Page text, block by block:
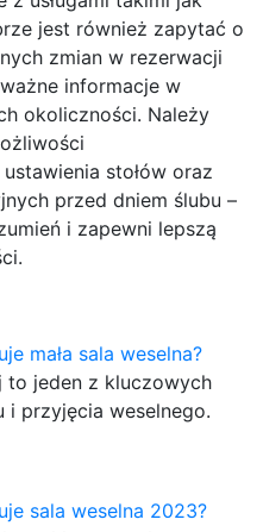
jest również zapytać o
zmian w rezerwacji
informacje w
okoliczności. Należy
stołów oraz
przed dniem ślubu –
i zapewni lepszą
mała sala weselna?
to jeden z kluczowych
i przyjęcia weselnego.
sala weselna 2023?